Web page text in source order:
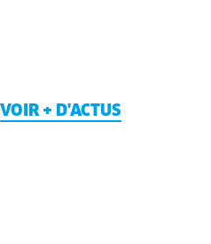
VOIR + D'ACTUS